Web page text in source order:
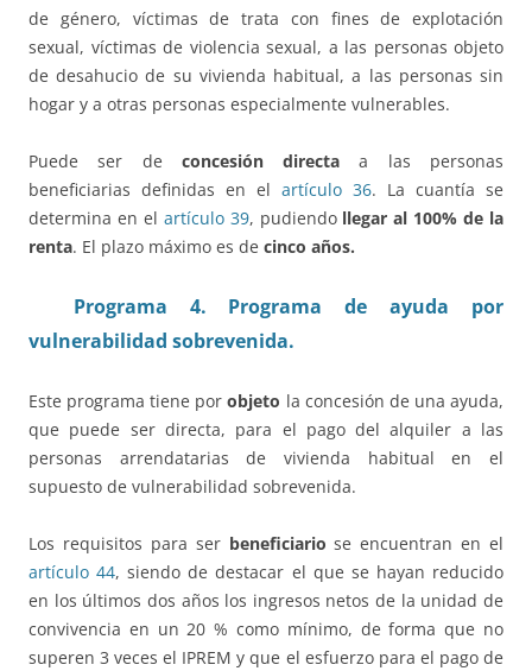
de género, víctimas de trata con fines de explotación
sexual, víctimas de violencia sexual, a las personas objeto
de desahucio de su vivienda habitual, a las personas sin
hogar y a otras personas especialmente vulnerables.
Puede ser de concesión directa a las personas
beneficiarias definidas en el artículo 36. La cuantía se
determina en el artículo 39, pudiendo llegar al 100% de la
renta. El plazo máximo es de cinco años.
Programa 4. Programa de ayuda por
vulnerabilidad sobrevenida.
Este programa tiene porobjeto la concesión de una ayuda,
que puede ser directa, para el pago del alquiler a las
personas arrendatarias de vivienda habitual en el
supuesto de vulnerabilidad sobrevenida.
Los requisitos para ser beneficiario se encuentran en el
artículo 44, siendo de destacar el que se hayan reducido
en los últimos dos años los ingresos netos de la unidad de
convivencia en un 20 % como mínimo, de forma que no
superen 3 veces el IPREM y que el esfuerzo para el pago de